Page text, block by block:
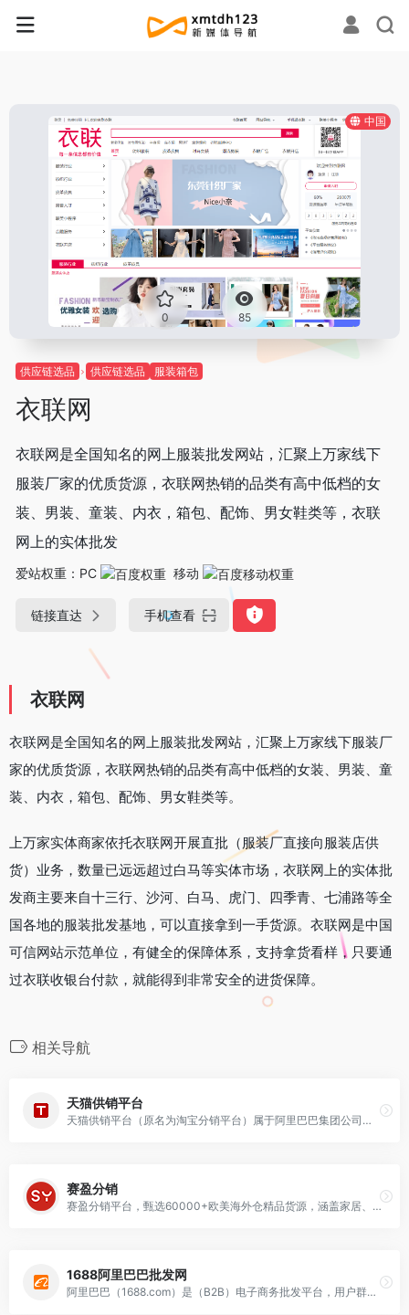
中国
0 85
供应链选品 供应链选品 服装箱包
衣联网
衣联网是全国知名的网上服装批发网站，汇聚上万家线下
服装厂家的优质货源，衣联网热销的品类有高中低档的女
装、男装、童装、内衣，箱包、配饰、男女鞋类等，衣联
网上的实体批发
爱站权重： PC 移动
链接直达 手机查看
衣联网
衣联网是全国知名的网上服装批发网站，汇聚上万家线下服装厂
家的优质货源，衣联网热销的品类有高中低档的女装、男装、童
装、内衣，箱包、配饰、男女鞋类等。
上万家实体商家依托衣联网开展直批（服装厂直接向服装店供
货）业务，数量已远远超过白马等实体市场，衣联网上的实体批
发商主要来自十三行、沙河、白马、虎门、四季青、七浦路等全
国各地的服装批发基地，可以直接拿到一手货源。衣联网是中国
可信网站示范单位，有健全的保障体系，支持拿货看样，只要通
过衣联收银台付款，就能得到非常安全的进货保障。
相关导航
天猫供销平台
天猫供销平台（原名为淘宝分销平台）属于阿里巴巴集团公司，是专门为网店店主提供代销、批发的平台服务，帮助卖家更加快速地找到分销商或成为供货商的平台，天猫供销平台官网…
赛盈分销
赛盈分销平台，甄选60000+欧美海外仓精品货源，涵盖家居、运动健身、健康美容、汽配、玩具等13个大品类产品，支持欧美等海外仓外贸货源一件代发，无缝对接Amazon…
1688阿里巴巴批发网
阿里巴巴（1688.com）是（B2B）电子商务批发平台，用户群体庞大，在同类型平台中影响力是非常大的。目前阿里巴巴批发网1688已覆盖原材料、工业品、服装服饰等